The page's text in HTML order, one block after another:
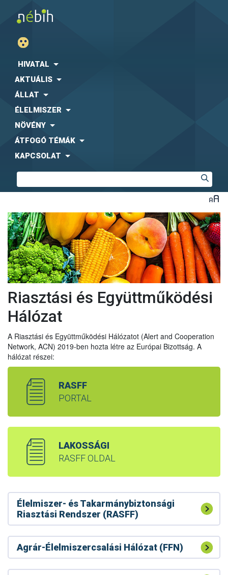
HIVATAL
AKTUÁLIS
ÁLLAT
ÉLELMISZER
NÖVÉNY
ÁTFOGÓ TÉMÁK
KAPCSOLAT
Riasztási és Együttműködési
Hálózat
A Riasztási és Együttműködési Hálózatot (Alert and Cooperation
Network, ACN) 2019-ben hozta létre az Európai Bizottság. A
hálózat részei:
RASFF
PORTAL
LAKOSSÁGI
RASFF OLDAL
Élelmiszer- és Takarmánybiztonsági
Riasztási Rendszer (RASFF)
Agrár-Élelmiszercsalási Hálózat (FFN)